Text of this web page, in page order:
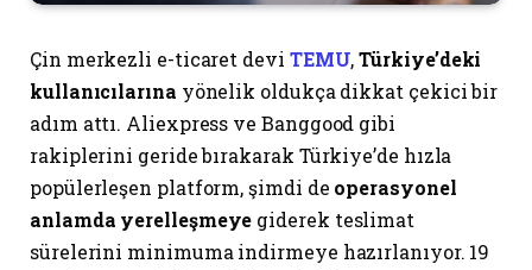
Çin merkezli e-ticaret devi TEMU,Türkiye’deki
kullanıcılarına yönelik oldukça dikkat çekici bir
adım attı. Aliexpress ve Banggood gibi
rakiplerini geride bırakarak Türkiye’de hızla
popülerleşen platform, şimdi de operasyonel
anlamda yerelleşmeye giderek teslimat
sürelerini minimuma indirmeye hazırlanıyor. 19